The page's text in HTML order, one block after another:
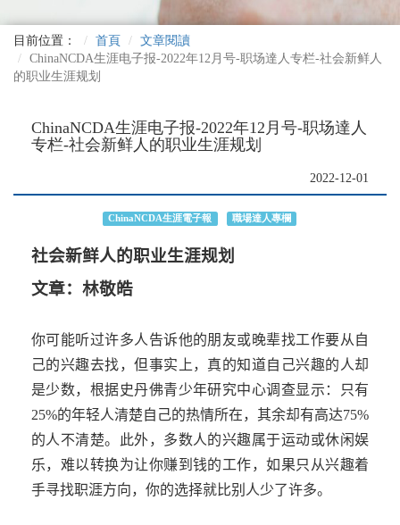
目前位置： 首頁
文章閱讀
ChinaNCDA生涯电子报-2022年12月号-职场達人专栏-社会新鲜人
的职业生涯规划
ChinaNCDA生涯电子报-2022年12月号-职场達人
专栏-社会新鲜人的职业生涯规划
2022-12-01
ChinaNCDA生涯電子報 職場達人專欄
社会新鲜人的职业生涯规划
文章：林敬皓
你可能听过许多人告诉他的朋友或晚辈找工作要从自
己的兴趣去找，但事实上，真的知道自己兴趣的人却
是少数，根据史丹佛青少年研究中心调查显示：只有
25%的年轻人清楚自己的热情所在，其余却有高达75%
的人不清楚。此外，多数人的兴趣属于运动或休闲娱
乐，难以转换为让你赚到钱的工作，如果只从兴趣着
手寻找职涯方向，你的选择就比别人少了许多。